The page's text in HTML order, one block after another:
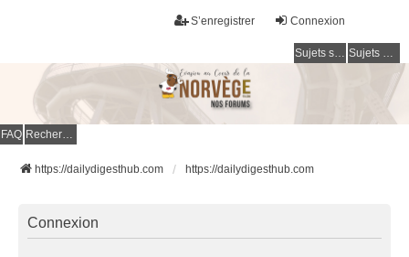
Connexion
S’enregistrer
Sujets sans réponse Sujets actifs
FAQ Rechercher
https://dailydigesthub.com https://dailydigesthub.com
Connexion